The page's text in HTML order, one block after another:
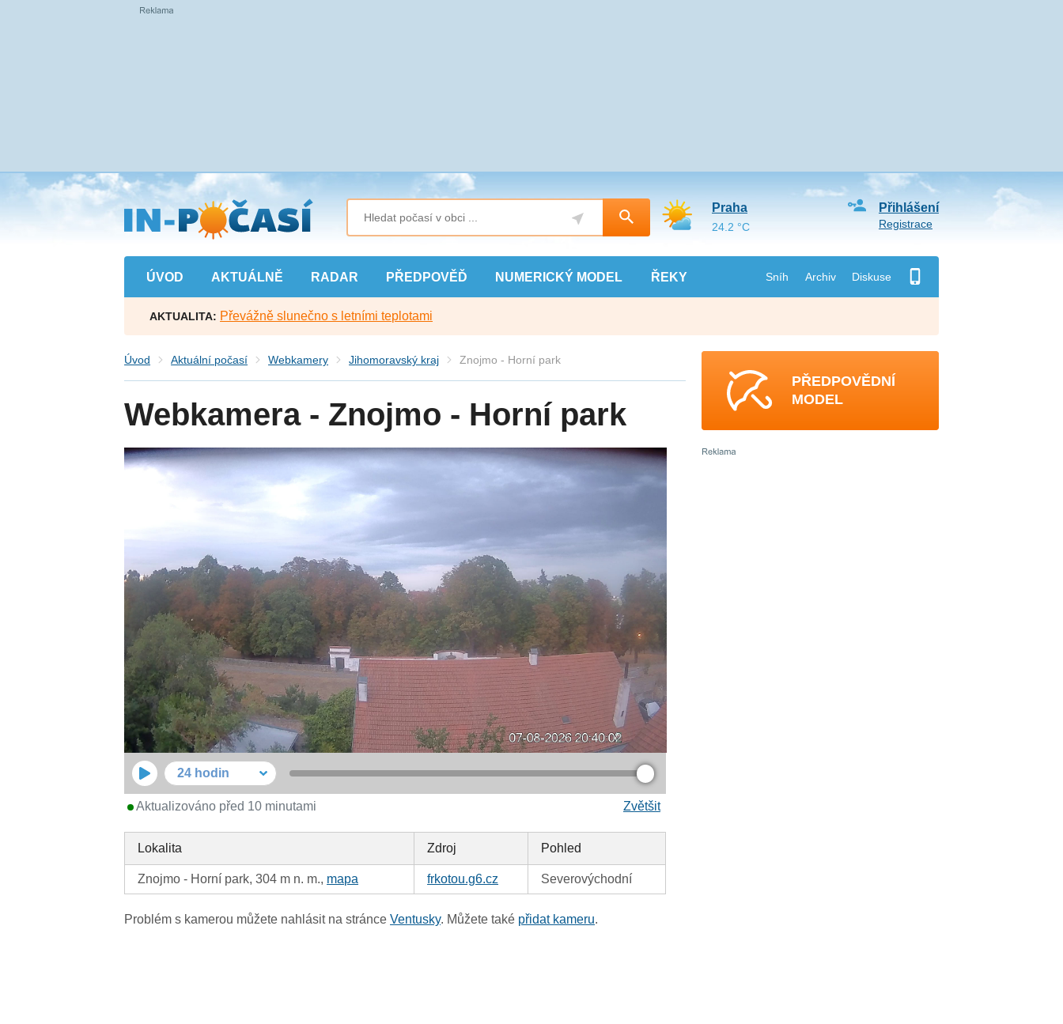
Přejít
na
hlavní
obsah
ÚVOD AKTUÁLNĚ RADAR PŘEDPOVĚĎ NUMERICKÝ MODEL ŘEKY Sníh Archiv Diskuse
Přihlášení
Registrace
Praha
24.2 °C
AKTUALITA: Převážně slunečno s letními teplotami
Úvod Aktuální počasí Webkamery Jihomoravský kraj Znojmo - Horní park
Webkamera - Znojmo - Horní park
24 hodin
Zvětšit
Aktualizováno před 10 minutami
Lokalita Zdroj Pohled
Znojmo - Horní park, 304 m n. m., mapa frkotou.g6.cz Severovýchodní
Problém s kamerou můžete nahlásit na stránceVentusky. Můžete také přidat kameru.
PŘEDPOVĚDNÍ
MODEL